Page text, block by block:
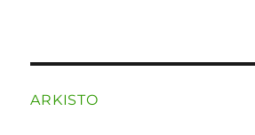
ARKISTO